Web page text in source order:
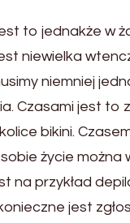
to jednakże w
niewielka
niemniej
Czasami jest to
bikini.
życie
na przykład
jest